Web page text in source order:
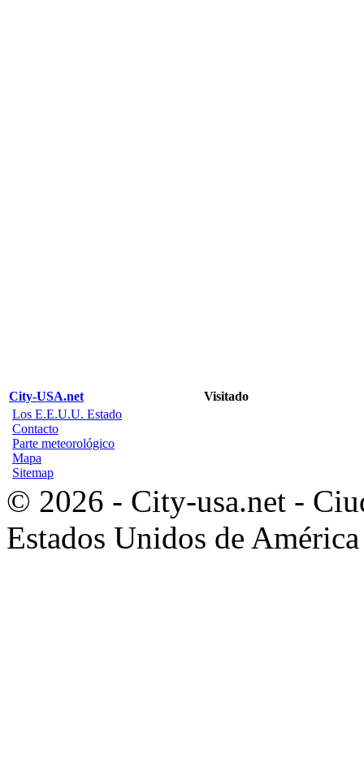
City-USA.net
Visitado
Los E.E.U.U. Estado
Contacto
Parte meteorológico
Mapa
Sitemap
© 2026 - City-usa.net -
Estados Unidos de América